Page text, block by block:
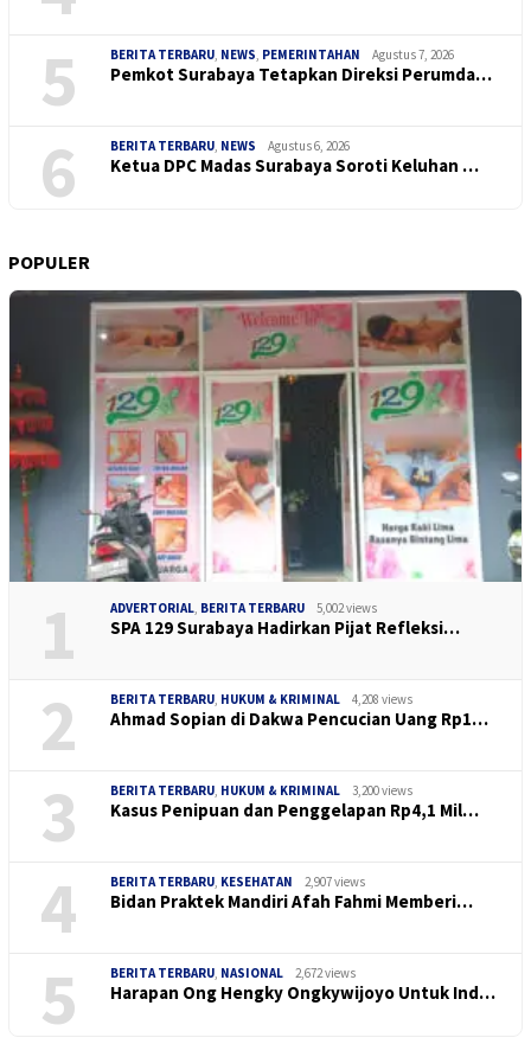
5
BERITA TERBARU NEWS PEMERINTAHAN Agustus 7, 2026
Pemkot Surabaya Tetapkan Direksi Perumda…
6 BERITA TERBARU NEWS Agustus 6, 2026
Ketua DPC Madas Surabaya Soroti Keluhan …
POPULER
1 ADVERTORIAL BERITA TERBARU 5,002 views
SPA 129 Surabaya Hadirkan Pijat Refleksi…
2 BERITA TERBARU HUKUM & KRIMINAL 4,208 views
Ahmad Sopian di Dakwa Pencucian Uang Rp1…
3 BERITA TERBARU HUKUM & KRIMINAL 3,200 views
Kasus Penipuan dan Penggelapan Rp4,1 Mil…
4 BERITA TERBARU KESEHATAN 2,907 views
Bidan Praktek Mandiri Afah Fahmi Memberi…
5 BERITA TERBARU NASIONAL 2,672 views
Harapan Ong Hengky Ongkywijoyo Untuk Ind…